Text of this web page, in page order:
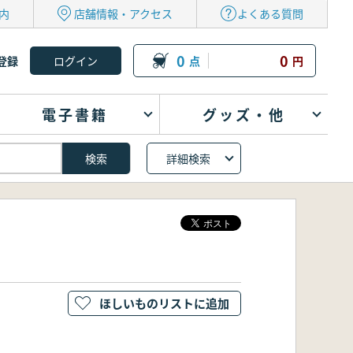
店舗情報・アクセス よくある質問
録 0 点 0 円
電子書籍 グッズ・他
詳細検索
ほしいものリストに追加